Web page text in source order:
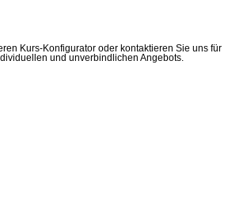
Kurs-Konfigurator oder kontaktieren Sie uns für
und unverbindlichen Angebots.